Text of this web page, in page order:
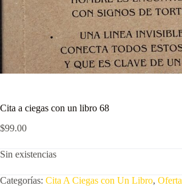
Cita a ciegas con un libro 68
$99.00
Sin existencias
Categorías: Cita A Ciegas con Un Libro, Oferta